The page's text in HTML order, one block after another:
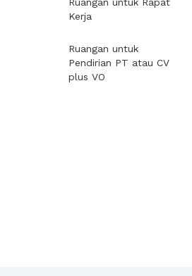
Kerja
Ruangan untuk
Pendirian PT atau CV
plus VO